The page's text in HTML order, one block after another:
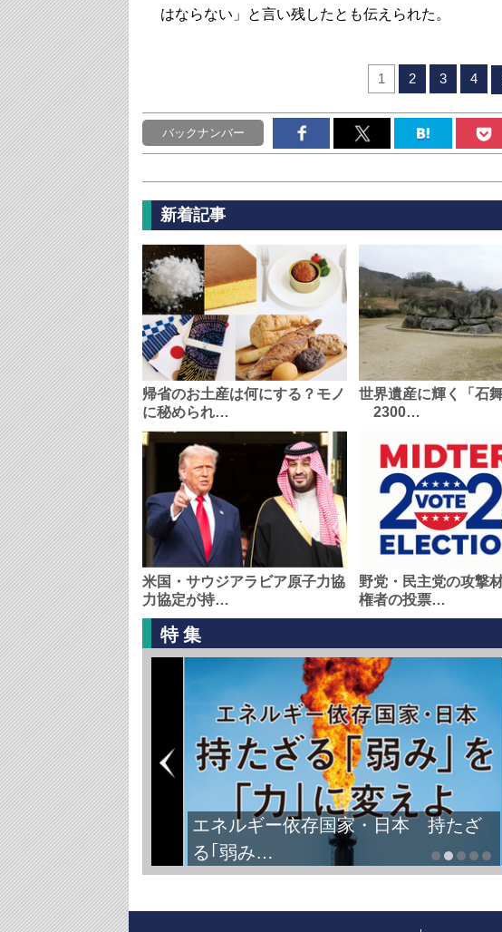
はならない」と言い残したとも伝えられた。
1 2 3 4
バックナンバー
新着記事
帰省のお土産は何にする？モノ
に秘められ…
世界遺産に輝く「石舞
2300…
米国・サウジアラビア原子力協
力協定が持…
野党・民主党の攻撃
権者の投票…
特集
エネルギー依存国家・日本 持たざ
る｢弱み…